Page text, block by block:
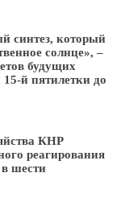
синтез, который
солнце», –
будущих
й пятилетки до
КНР
реагирования
в шести